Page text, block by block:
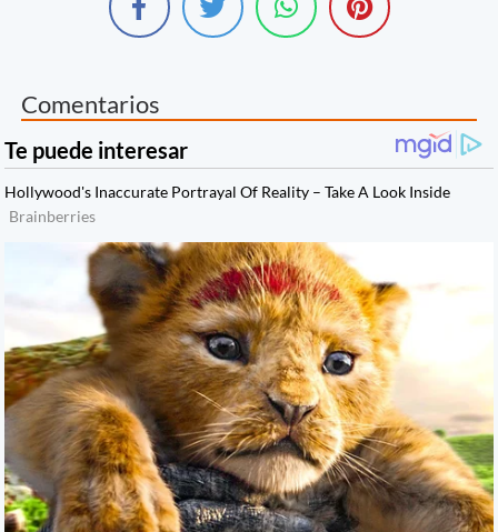
Comentarios